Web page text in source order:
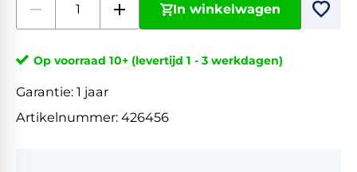
In winkelwagen
Op voorraad 10+ (levertijd 1 - 3 werkdagen)
Garantie: 1 jaar
Artikelnummer: 426456